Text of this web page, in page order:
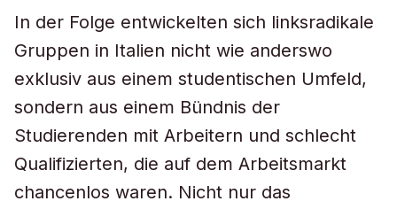
In der Folge entwickelten sich linksradikale
Gruppen in Italien nicht wie anderswo
exklusiv aus einem studentischen Umfeld,
sondern aus einem Bündnis der
Studierenden mit Arbeitern und schlecht
Qualifizierten, die auf dem Arbeitsmarkt
chancenlos waren. Nicht nur das